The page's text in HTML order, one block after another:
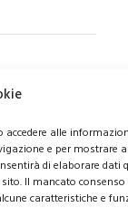
alle
e per mostrare
di elaborare dati
Il mancato consenso
caratteristiche e